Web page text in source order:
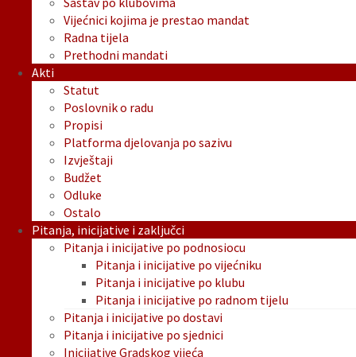
Vijećnici kojima je prestao mandat
Radna tijela
Prethodni mandati
Akti
Statut
Poslovnik o radu
Propisi
Platforma djelovanja po sazivu
Izvještaji
Budžet
Odluke
Ostalo
Pitanja, inicijative i zaključci
Pitanja i inicijative po podnosiocu
Pitanja i inicijative po vijećniku
Pitanja i inicijative po klubu
Pitanja i inicijative po radnom tijelu
Pitanja i inicijative po dostavi
Pitanja i inicijative po sjednici
Inicijative Gradskog vijeća